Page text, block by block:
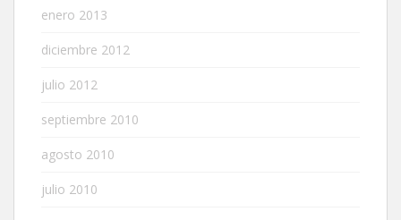
enero 2013
diciembre 2012
julio 2012
septiembre 2010
agosto 2010
julio 2010